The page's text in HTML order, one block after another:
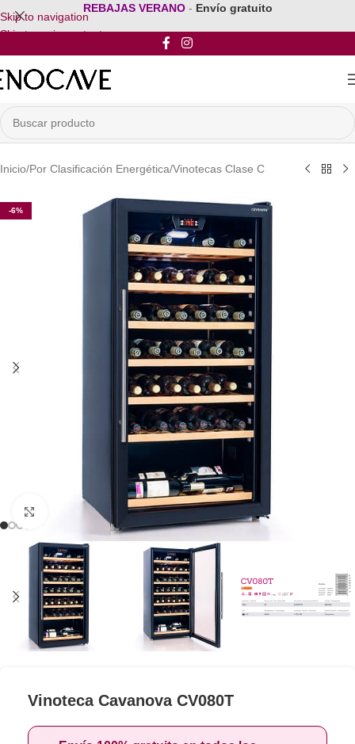
Skip to navigation
Skip to main content
REBAJAS VERANO - Envío gratuito
Inicio/Por Clasificación Energética/Vinotecas Clase C
-6%
Clic para ampliar
Vinoteca Cavanova CV080T